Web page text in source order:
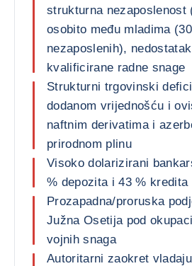
strukturna nezaposlenost
osobito među mladima
nezaposlenih),
kvalificirane radne snage
Strukturni trgovinski
dodanom vrijednošću i
naftnim derivatima i
prirodnom plinu
Visoko dolarizirani
% depozita i 43 % kredita
Prozapadna/proruska
Južna Osetija pod
vojnih snaga
Autoritarni zaokret